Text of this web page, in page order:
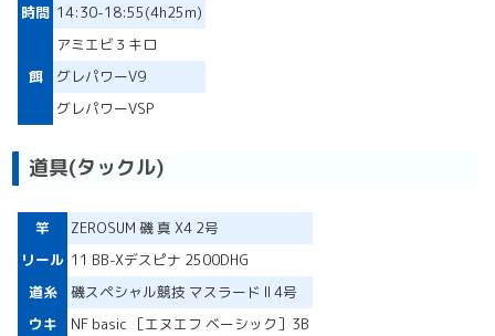
時間 14:30-18:55(4h25m)
餌
アミエビ３キロ
グレパワーV9
グレパワーVSP
道具(タックル)
竿
ZEROSUM 磯 真 X4 2号
リール 11 BB-Xデスピナ 2500DHG
道糸
磯スペシャル競技 マスラード II 4号
ウキ
NF basic ［エヌエフ ベーシック］3B